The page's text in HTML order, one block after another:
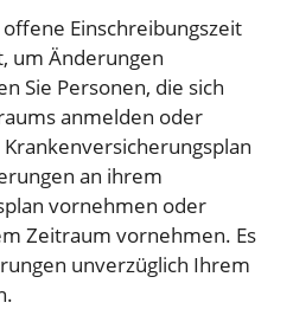
Einschreibungszeit
um Änderungen
Sie Personen, die sich
anmelden oder
an ihrem
vornehmen oder
Zeitraum vornehmen. Es
unverzüglich Ihrem